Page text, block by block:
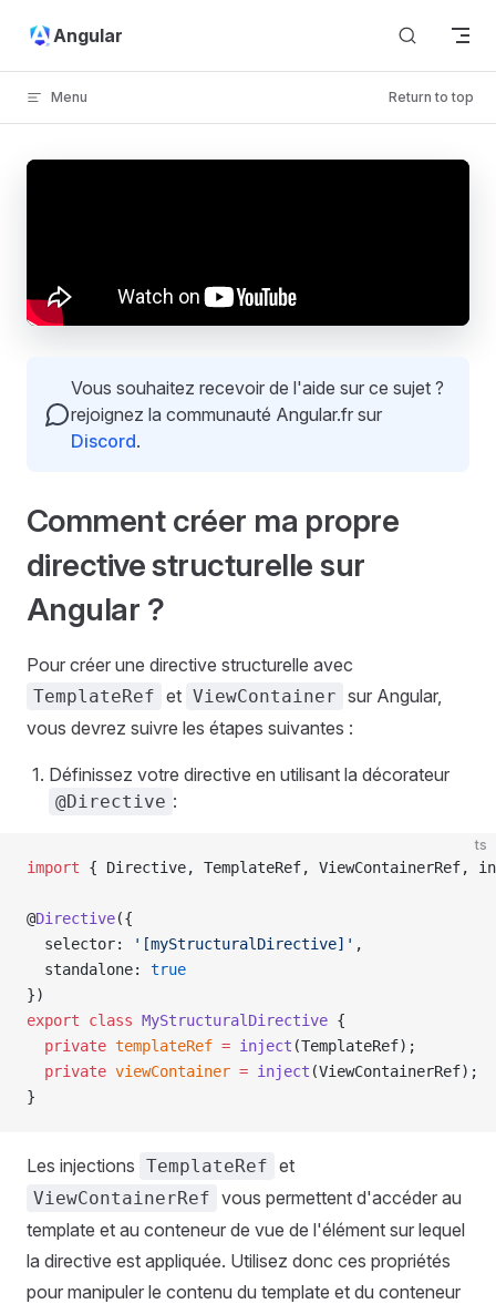
Skip to content
Angular
Menu Return to top
Vous souhaitez recevoir de l'aide sur ce sujet ?
rejoignez la communauté Angular.fr sur
Discord.
Comment créer ma propre
directive structurelle sur
Angular ?
Pour créer une directive structurelle avec
TemplateRef et ViewContainer sur Angular,
vous devrez suivre les étapes suivantes :
Définissez votre directive en utilisant la décorateur
@Directive :
ts
import { Directive, TemplateRef, ViewContainerRef,
@Directive({
  selector:
'[myStructuralDirective]' ,
  standalone:
true
})
export class MyStructuralDirective {
  private
templateRef = inject (TemplateRef);
  private
viewContainer = inject (ViewContainerRef);
}
Les injections TemplateRef et
ViewContainerRef vous permettent d'accéder au
template et au conteneur de vue de l'élément sur lequel
la directive est appliquée. Utilisez donc ces propriétés
pour manipuler le contenu du template et du conteneur